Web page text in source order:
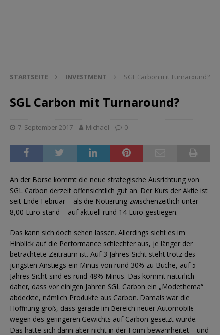
STARTSEITE INVESTMENT SGL Carbon mit Turnaround?
SGL Carbon mit Turnaround?
7. September 2017 Michael 0
An der Börse kommt die neue strategische Ausrichtung von
SGL Carbon derzeit offensichtlich gut an. Der Kurs der Aktie ist
seit Ende Februar – als die Notierung zwischenzeitlich unter
8,00 Euro stand – auf aktuell rund 14 Euro gestiegen.
Das kann sich doch sehen lassen. Allerdings sieht es im
Hinblick auf die Performance schlechter aus, je länger der
betrachtete Zeitraum ist. Auf 3-Jahres-Sicht steht trotz des
jüngsten Anstiegs ein Minus von rund 30% zu Buche, auf 5-
Jahres-Sicht sind es rund 48% Minus. Das kommt natürlich
daher, dass vor einigen Jahren SGL Carbon ein „Modethema“
abdeckte, nämlich Produkte aus Carbon. Damals war die
Hoffnung groß, dass gerade im Bereich neuer Automobile
wegen des geringeren Gewichts auf Carbon gesetzt würde.
Das hatte sich dann aber nicht in der Form bewahrheitet – und